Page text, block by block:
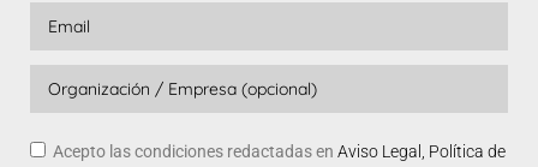
Acepto las condiciones redactadas en Aviso Legal, Política de